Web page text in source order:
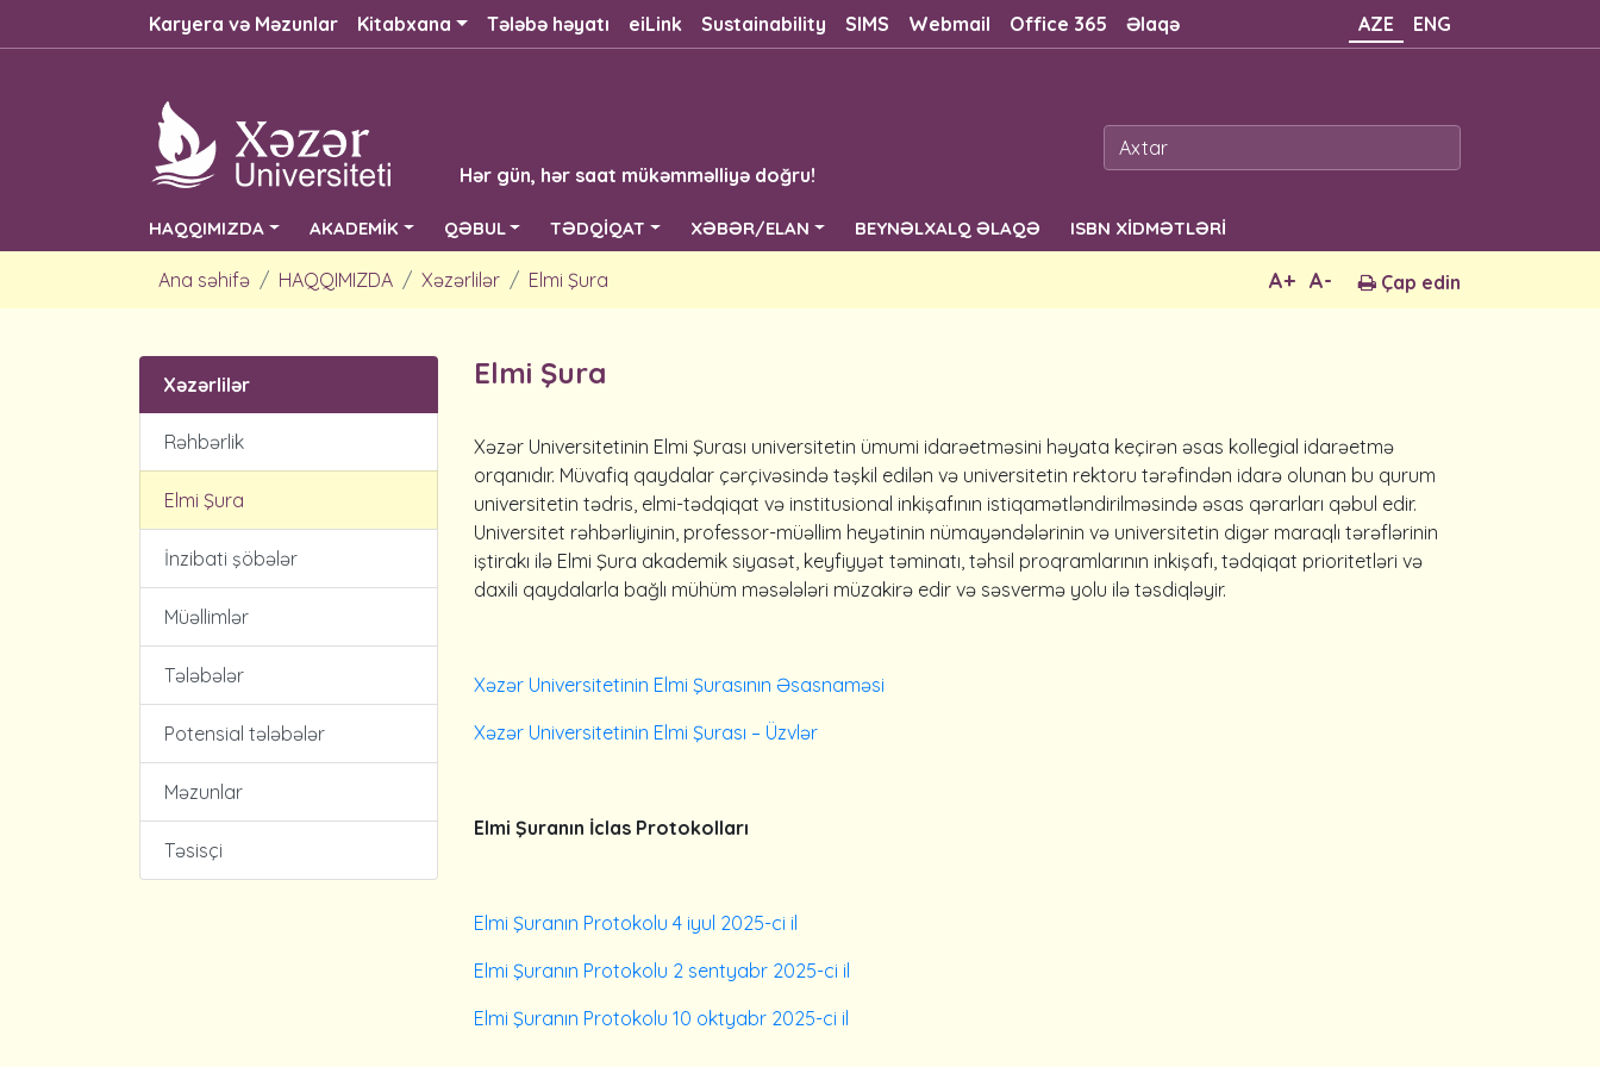
Karyera və Məzunlar Kitabxana Tələbə həyatı eiLink Sustainability SIMS Webmail Office 365 Əlaqə AZE ENG
Hər gün, hər saat mükəmməlliyə doğru!
HAQQIMIZDA AKADEMİK QƏBUL TƏDQİQAT XƏBƏR/ELAN BEYNƏLXALQ ƏLAQƏ ISBN XİDMƏTLƏRİ
Ana səhifə HAQQIMIZDA Xəzərlilər Elmi Şura Çap edin
A-
A+
Xəzərlilər
Rəhbərlik
Elmi Şura
İnzibati şöbələr
Müəllimlər
Tələbələr
Potensial tələbələr
Məzunlar
Təsisçi
Elmi Şura
Xəzər Universitetinin Elmi Şurası universitetin ümumi idarəetməsini həyata keçirən əsas kollegial idarəetmə
orqanıdır. Müvafiq qaydalar çərçivəsində təşkil edilən və universitetin rektoru tərəfindən idarə olunan bu qurum
universitetin tədris, elmi-tədqiqat və institusional inkişafının istiqamətləndirilməsində əsas qərarları qəbul edir.
Universitet rəhbərliyinin, professor-müəllim heyətinin nümayəndələrinin və universitetin digər maraqlı tərəflərinin
iştirakı ilə Elmi Şura akademik siyasət, keyfiyyət təminatı, təhsil proqramlarının inkişafı, tədqiqat prioritetləri və
daxili qaydalarla bağlı mühüm məsələləri müzakirə edir və səsvermə yolu ilə təsdiqləyir.
Xəzər Universitetinin Elmi Şurasının Əsasnaməsi
Xəzər Universitetinin Elmi Şurası – Üzvlər
Elmi Şuranın İclas Protokolları
Elmi Şuranın Protokolu 4 iyul 2025-ci il
Elmi Şuranın Protokolu 2 sentyabr 2025-ci il
Elmi Şuranın Protokolu 10 oktyabr 2025-ci il